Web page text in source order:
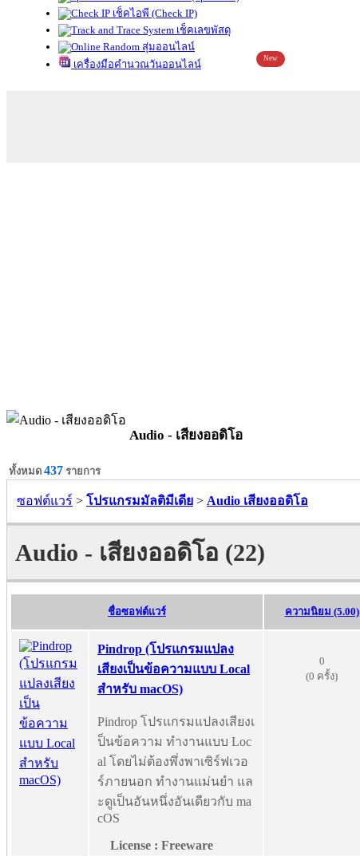
เช็คไอพี (Check IP)
เช็คเลขพัสดุ
สุ่มออนไลน์
เครื่องมือคำนวณวันออนไลน์
New
Audio - เสียงออดิโอ
ทั้งหมด 437 รายการ
ซอฟต์แวร์ > โปรแกรมมัลติมีเดีย > Audio เสียงออดิโอ
Audio - เสียงออดิโอ (22)
ชื่อซอฟต์แวร์ ความนิยม (5.00)
Pindrop (โปรแกรมแปลง
เสียงเป็นข้อความแบบ Local
สำหรับ macOS)
Pindrop โปรแกรมแปลงเสียงเ
ป็นข้อความ ทำงานแบบ Loc
al โดยไม่ต้องพึ่งพาเซิร์ฟเวอ
ร์ภายนอก ทำงานแม่นยำ แล
ะดูเป็นอันหนึ่งอันเดียวกับ ma
cOS
License : Freeware
0
(0 ครั้ง)